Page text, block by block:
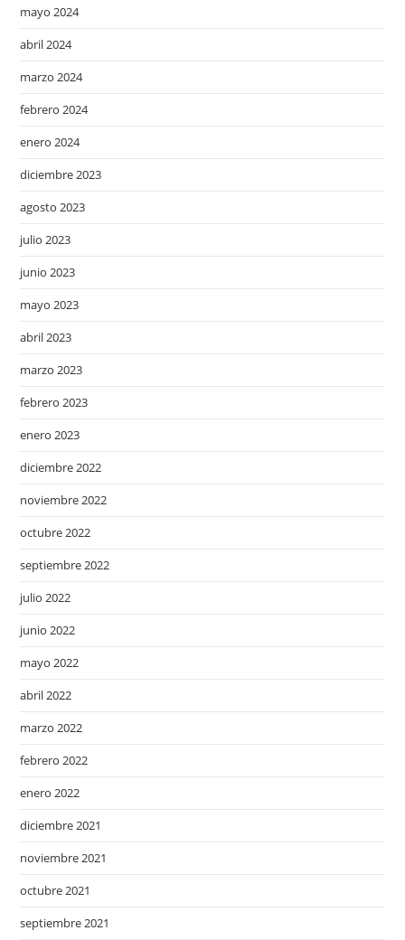
mayo 2024
abril 2024
marzo 2024
febrero 2024
enero 2024
diciembre 2023
agosto 2023
julio 2023
junio 2023
mayo 2023
abril 2023
marzo 2023
febrero 2023
enero 2023
diciembre 2022
noviembre 2022
octubre 2022
septiembre 2022
julio 2022
junio 2022
mayo 2022
abril 2022
marzo 2022
febrero 2022
enero 2022
diciembre 2021
noviembre 2021
octubre 2021
septiembre 2021